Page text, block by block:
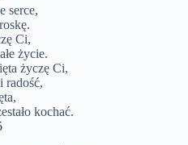
serce,
Ci,
życie.
życzę Ci,
radość,
kochać.